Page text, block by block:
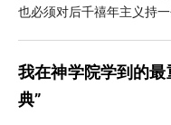
也必须对后千禧年主义持
我在神学院学到的
典”